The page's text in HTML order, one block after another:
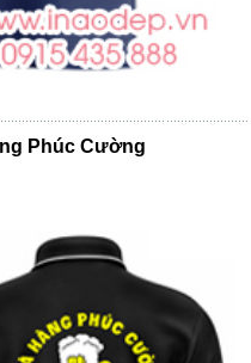
Phúc Cường